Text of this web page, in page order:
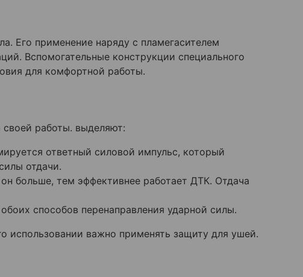
Его применение наряду с пламегасителем
Вспомогательные конструкции специального
для комфортной работы.
работы. выделяют:
ответный силовой импульс, который
отдачи.
больше, тем эффективнее работает ДТК. Отдача
способов перенаправления ударной силы.
использовании важно применять защиту для ушей.